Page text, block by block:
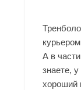
А в
знаете,
хороший